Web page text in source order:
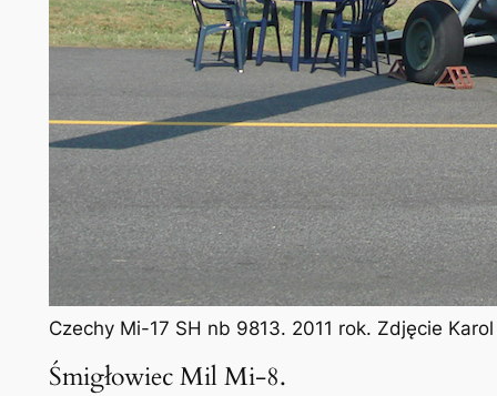
Czechy Mi-17 SH nb 9813. 2011 rok. Zdjęcie
Śmigłowiec Mil Mi-8.